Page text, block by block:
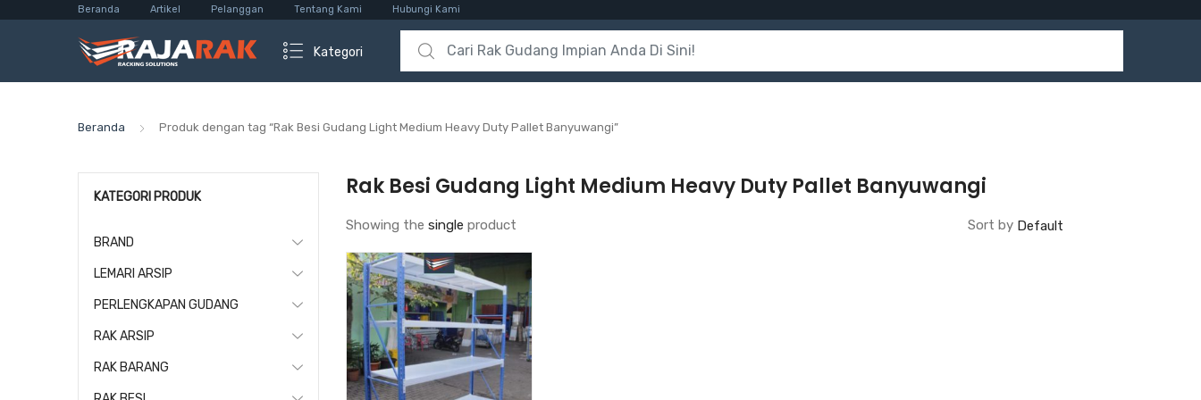
Beranda Artikel Pelanggan Tentang Kami Hubungi Kami
Kategori
Search for:
Beranda Produk dengan tag “Rak Besi Gudang Light Medium Heavy Duty Pallet Banyuwangi”
Rak Besi Gudang Light Medium Heavy Duty Pallet Banyuwangi
Showing the single product Sort by
KATEGORI PRODUK
BRAND
LEMARI ARSIP
PERLENGKAPAN GUDANG
RAK ARSIP
RAK BARANG